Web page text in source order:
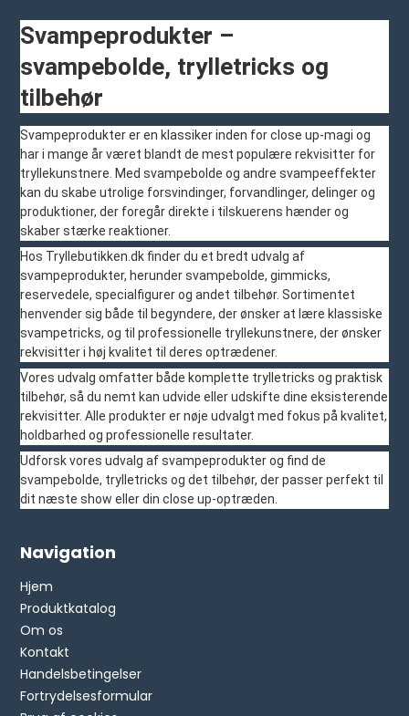
Svampeprodukter –
svampebolde, trylletricks og
tilbehør
Svampeprodukter er en klassiker inden for close up-magi og
har i mange år været blandt de mest populære rekvisitter for
tryllekunstnere. Med svampebolde og andre svampeeffekter
kan du skabe utrolige forsvindinger, forvandlinger, delinger og
produktioner, der foregår direkte i tilskuerens hænder og
skaber stærke reaktioner.
Hos Tryllebutikken.dk finder du et bredt udvalg af
svampeprodukter, herunder svampebolde, gimmicks,
reservedele, specialfigurer og andet tilbehør. Sortimentet
henvender sig både til begyndere, der ønsker at lære klassiske
svampetricks, og til professionelle tryllekunstnere, der ønsker
rekvisitter i høj kvalitet til deres optrædener.
Vores udvalg omfatter både komplette trylletricks og praktisk
tilbehør, så du nemt kan udvide eller udskifte dine eksisterende
rekvisitter. Alle produkter er nøje udvalgt med fokus på kvalitet,
holdbarhed og professionelle resultater.
Udforsk vores udvalg af svampeprodukter og find de
svampebolde, trylletricks og det tilbehør, der passer perfekt til
dit næste show eller din close up-optræden.
Navigation
Hjem
Produktkatalog
Om os
Kontakt
Handelsbetingelser
Fortrydelsesformular